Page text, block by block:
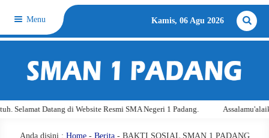
Menu Kamis, 06 Agu 2026
Resmi SMA Negeri 1 Padang. Assalamu'alaikum warahmatullahi
Anda disini : Home- Berita- BAKTI SOSIAL SMAN 1 PADANG